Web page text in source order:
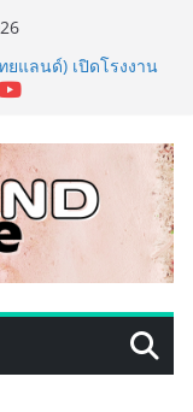
สืบสานพระ
ไทยอย่างยั่งยืน
ารผลิตสู่เอเชียตะวัน
บโลก
มมิ่งโฟน สู่ไลฟ์สไตล์
ร์คใหม่กลางสถานี
ครั้งสำคัญ
อาบน้ำ และ โฟมอาบ
ติ “Zero-Residue”
ง “มนต์เสน่ห์เกษตร
สินค้าเกษตร
นี้ ณ ลานคนเมือง